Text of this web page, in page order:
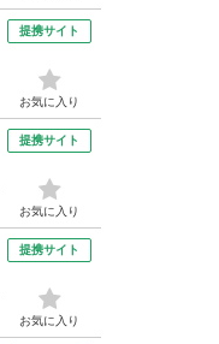
提携サイト
お気に入り
提携サイト
お気に入り
提携サイト
お気に入り